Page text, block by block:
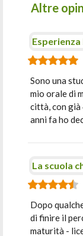
Altre
Sono una
mio orale di
città, con
anni fa ho
La scuola
Dopo
di finire il
maturità -